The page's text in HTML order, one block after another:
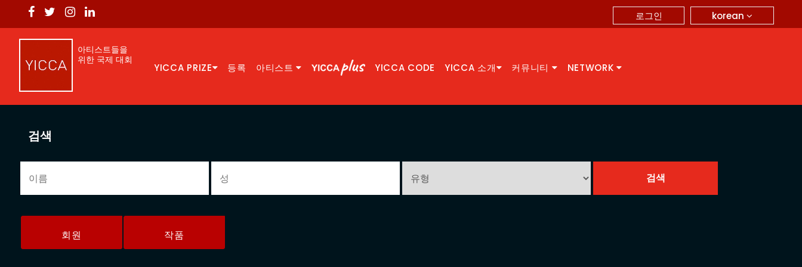
korean
로그인
아티스트들을
위한 국제 대회
YICCA PRIZE 등록 아티스트 YICCA CODE YICCA 소개 커뮤니티 NETWORK
검색
회원 작품